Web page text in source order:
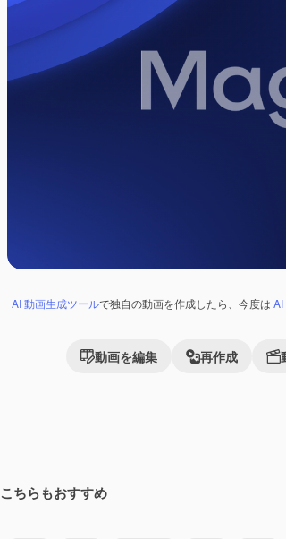
AI 動画生成ツールで独自の動画を作成したら、今度は AI
動画を編集 再作成
こちらもおすすめ